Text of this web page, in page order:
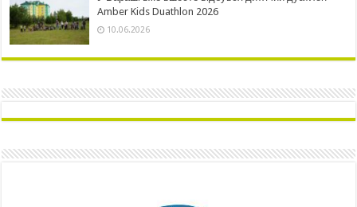
Amber Kids Duathlon 2026
10.06.2026